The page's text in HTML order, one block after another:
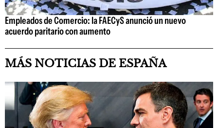
Empleados de Comercio: la FAECyS anunció un nuevo
acuerdo paritario con aumento
MÁS NOTICIAS DE ESPAÑA